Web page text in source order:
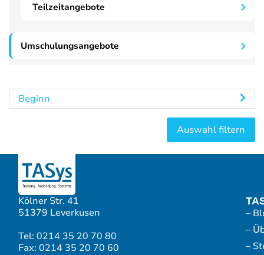
Teilzeitangebote
Umschulungsangebote
Beginn
Kölner Str. 41
51379 Leverkusen
Tel: 0214 35 20 70 80
Fax: 0214 35 20 70 60
–
–
–